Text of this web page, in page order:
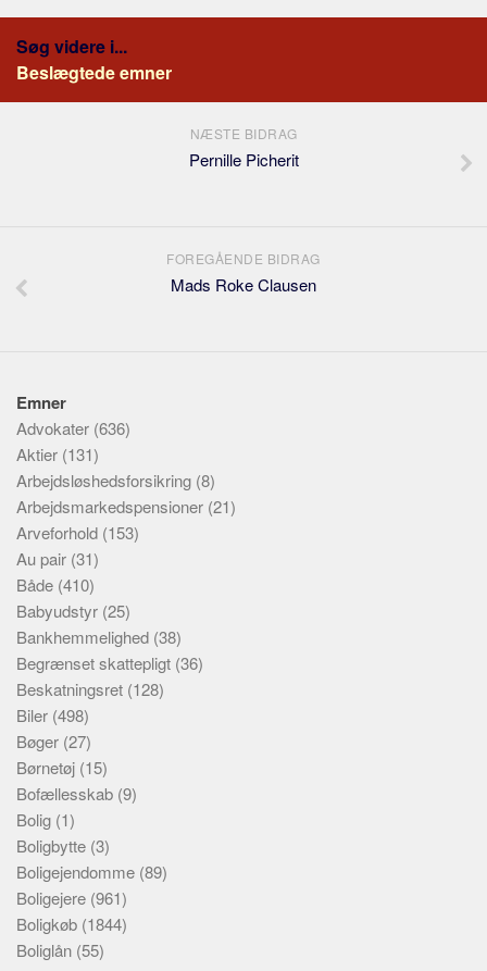
Søg videre i...
Beslægtede emner
NÆSTE BIDRAG
Pernille Picherit
FOREGÅENDE BIDRAG
Mads Roke Clausen
Emner
Advokater (636)
Aktier (131)
Arbejdsløshedsforsikring (8)
Arbejdsmarkedspensioner (21)
Arveforhold (153)
Au pair (31)
Både (410)
Babyudstyr (25)
Bankhemmelighed (38)
Begrænset skattepligt (36)
Beskatningsret (128)
Biler (498)
Bøger (27)
Børnetøj (15)
Bofællesskab (9)
Bolig (1)
Boligbytte (3)
Boligejendomme (89)
Boligejere (961)
Boligkøb (1844)
Boliglån (55)